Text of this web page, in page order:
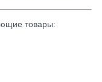
товары: